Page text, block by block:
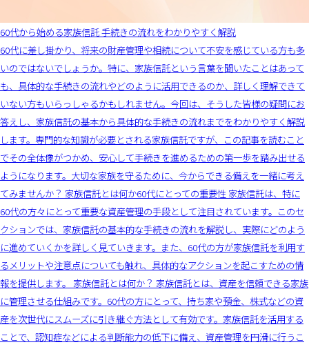
60代から始める家族信託 手続きの流れをわかりやすく解説
60代に差し掛かり、将来の財産管理や相続について不安を感じている方も多
いのではないでしょうか。特に、家族信託という言葉を聞いたことはあって
も、具体的な手続きの流れやどのように活用できるのか、詳しく理解できて
いない方もいらっしゃるかもしれません。今回は、そうした皆様の疑問にお
答えし、家族信託の基本から具体的な手続きの流れまでをわかりやすく解説
します。専門的な知識が必要とされる家族信託ですが、この記事を読むこと
でその全体像がつかめ、安心して手続きを進めるための第一歩を踏み出せる
ようになります。大切な家族を守るために、今からできる備えを一緒に考え
てみませんか？ 家族信託とは何か60代にとっての重要性 家族信託は、特に
60代の方々にとって重要な資産管理の手段として注目されています。このセ
クションでは、家族信託の基本的な手続きの流れを解説し、実際にどのよう
に進めていくかを詳しく見ていきます。また、60代の方が家族信託を利用す
るメリットや注意点についても触れ、具体的なアクションを起こすための情
報を提供します。 家族信託とは何か？ 家族信託とは、資産を信頼できる家族
に管理させる仕組みです。60代の方にとって、持ち家や預金、株式などの資
産を次世代にスムーズに引き継ぐ方法として有効です。家族信託を活用する
ことで、認知症などによる判断能力の低下に備え、資産管理を円滑に行うこ